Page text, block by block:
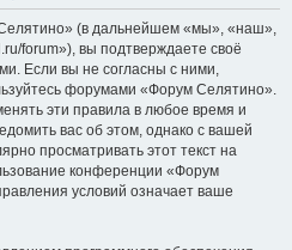
(в дальнейшем «мы», «наш»,
forum»), вы подтверждаете своё
Если вы не согласны с ними,
форумами «Форум Селятино».
эти правила в любое время и
вас об этом, однако с вашей
просматривать этот текст на
конференции «Форум
условий означает ваше